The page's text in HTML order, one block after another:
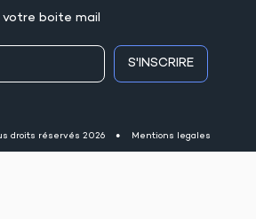
boite mail
S'INSCRIRE
droits réservés 2026 ● Mentions legales